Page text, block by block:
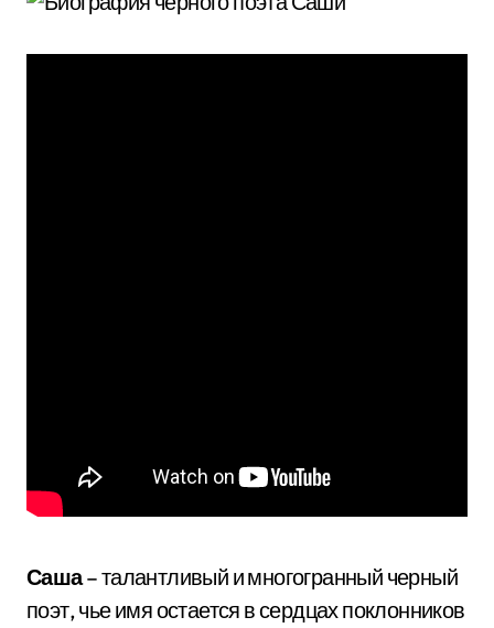
Саша– талантливый и многогранный черный
поэт, чье имя остается в сердцах поклонников